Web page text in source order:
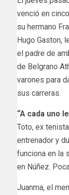
venció en
su hermano
Hugo Gaston,
el padre de
de Belgrano
varones para
sus carreras.
“A cada uno
Toto, ex
entrenador y
funciona en la
en Núñez.
Juanma, el